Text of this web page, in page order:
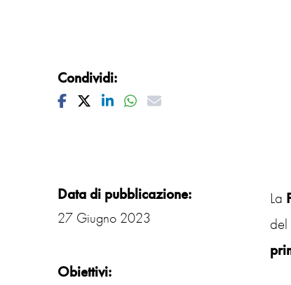
Condividi:
Facebook
TwitterLinkedinWhatsapp
Mail
Data di pubblicazione:
27 Giugno 2023
Obiettivi:
La
del